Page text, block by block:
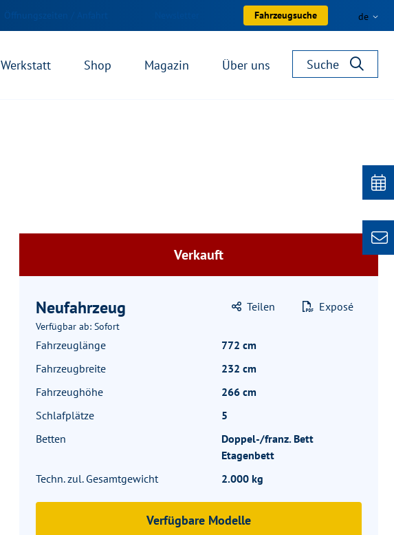
Öffnungszeiten / Anfahrt Fahrzeugsuche de
Werkstatt Shop Magazin Über uns Suche
Verkauft
Neufahrzeug
Verfügbar ab: Sofort
Teilen Exposé
Fahrzeuglänge
772 cm
Fahrzeugbreite
232 cm
Fahrzeughöhe
266 cm
Schlafplätze
5
Betten
Doppel-/franz. Bett
Etagenbett
Techn. zul. Gesamtgewicht
2.000 kg
Verfügbare Modelle